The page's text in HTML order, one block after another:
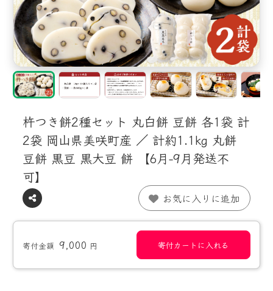
杵つき餅2種セット 丸白餅 豆餅 各1袋 計
2袋 岡山県美咲町産 ／ 計約1.1kg 丸餅
豆餅 黒豆 黒大豆 餅 【6月-9月発送不
可】
お気に入りに追加
寄付金額 9,000 円 寄付カートに入れる